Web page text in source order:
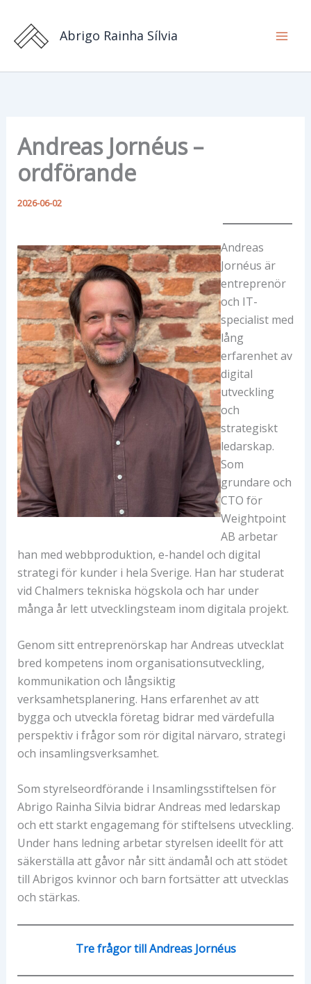
innehåll
Abrigo Rainha Sílvia
Andreas Jornéus –
ordförande
2026-06-02
Andreas
Jornéus är
entreprenör
och IT-
specialist med
lång
erfarenhet av
digital
utveckling
och
strategiskt
ledarskap.
Som
grundare och
CTO för
Weightpoint
AB arbetar
han med webbproduktion, e-handel och digital
strategi för kunder i hela Sverige. Han har studerat
vid Chalmers tekniska högskola och har under
många år lett utvecklingsteam inom digitala projekt.
Genom sitt entreprenörskap har Andreas utvecklat
bred kompetens inom organisationsutveckling,
kommunikation och långsiktig
verksamhetsplanering. Hans erfarenhet av att
bygga och utveckla företag bidrar med värdefulla
perspektiv i frågor som rör digital närvaro, strategi
och insamlingsverksamhet.
Som styrelseordförande i Insamlingsstiftelsen för
Abrigo Rainha Silvia bidrar Andreas med ledarskap
och ett starkt engagemang för stiftelsens utveckling.
Under hans ledning arbetar styrelsen ideellt för att
säkerställa att gåvor når sitt ändamål och att stödet
till Abrigos kvinnor och barn fortsätter att utvecklas
och stärkas.
Tre frågor till Andreas Jornéus